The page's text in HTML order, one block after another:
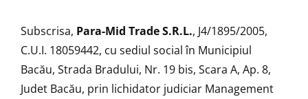
Subscrisa, Para-Mid Trade S.R.L., J4/1895/2005,
C.U.I. 18059442, cu sediul social în Municipiul
Bacău, Strada Bradului, Nr. 19 bis, Scara A, Ap. 8,
Judet Bacău, prin lichidator judiciar Management